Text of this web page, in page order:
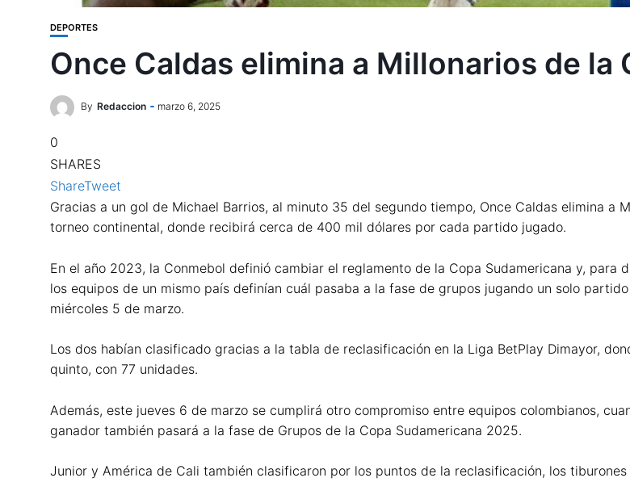
DEPORTES
Once Caldas elimina a Millonarios de la
By Redaccion marzo 6, 2025
0
SHARES
ShareTweet
Gracias a un gol de Michael Barrios, al minuto 35 del segundo tiempo, Once Caldas elimina a
torneo continental, donde recibirá cerca de 400 mil dólares por cada partido jugado.
En el año 2023, la Conmebol definió cambiar el reglamento de la Copa Sudamericana y,
los equipos de un mismo país definían cuál pasaba a la fase de grupos jugando un solo
miércoles 5 de marzo.
Los dos habían clasificado gracias a la tabla de reclasificación en la Liga BetPlay Dimayor,
quinto, con 77 unidades.
Además, este jueves 6 de marzo se cumplirá otro compromiso entre equipos colombianos,
ganador también pasará a la fase de Grupos de la Copa Sudamericana 2025.
Junior y América de Cali también clasificaron por los puntos de la reclasificación, los